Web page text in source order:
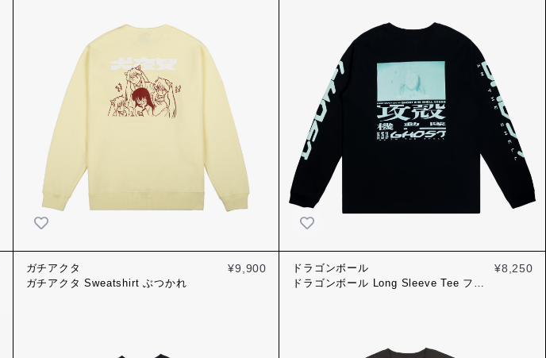
ガチアクタ
ガチアクタ Sweatshirt ぶつかれ
¥9,900
ドラゴンボール
ドラゴンボール Long Sleeve Tee フリ
¥8,250